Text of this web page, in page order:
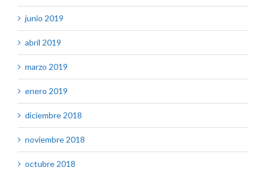
junio 2019
abril 2019
marzo 2019
enero 2019
diciembre 2018
noviembre 2018
octubre 2018